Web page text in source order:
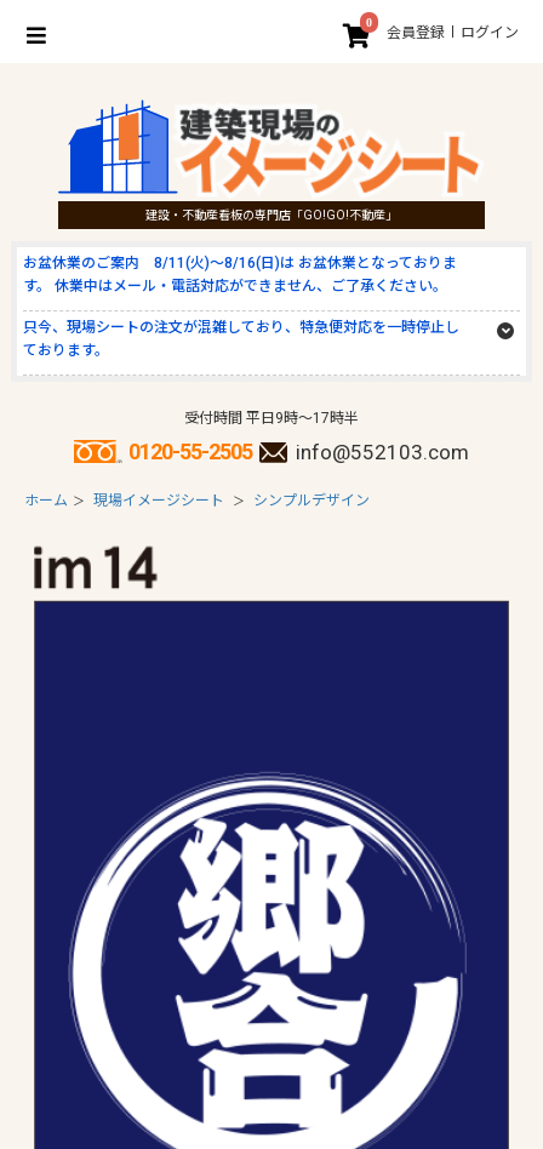
0
会員登録 ログイン
建設・不動産看板の専門店「GO!GO!不動産」
お盆休業のご案内 8/11(火)～8/16(日)は お盆休業となっておりま
す。 休業中はメール・電話対応ができません、ご了承ください。
只今、現場シートの注文が混雑しており、特急便対応を一時停止し
ております。
受付時間 平日9時～17時半
0120-55-2505 info@552103.com
ホーム ＞ 現場イメージシート ＞ シンプルデザイン